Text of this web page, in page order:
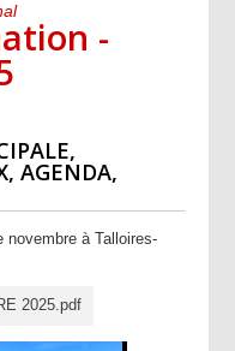
-
AGENDA,
novembre à Talloires-
2025.pdf